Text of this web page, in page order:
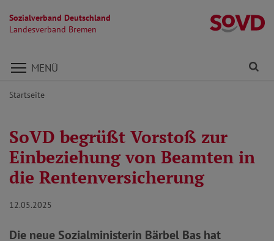
Sozialverband Deutschland
Landesverband Bremen
Direkt zu den Inhalten springen
MENÜ
Startseite
SoVD begrüßt Vorstoß zur
Einbeziehung von Beamten in
die Rentenversicherung
12.05.2025
Die neue Sozialministerin Bärbel Bas hat